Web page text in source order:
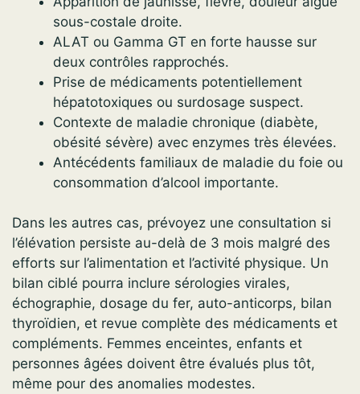
sous-costale droite.
ALAT ou Gamma GT en forte hausse sur
deux contrôles rapprochés.
Prise de médicaments potentiellement
hépatotoxiques ou surdosage suspect.
Contexte de maladie chronique (diabète,
obésité sévère) avec enzymes très élevées.
Antécédents familiaux de maladie du foie ou
consommation d’alcool importante.
Dans les autres cas, prévoyez une consultation si
l’élévation persiste au-delà de 3 mois malgré des
efforts sur l’alimentation et l’activité physique. Un
bilan ciblé pourra inclure sérologies virales,
échographie, dosage du fer, auto-anticorps, bilan
thyroïdien, et revue complète des médicaments et
compléments. Femmes enceintes, enfants et
personnes âgées doivent être évalués plus tôt,
même pour des anomalies modestes.